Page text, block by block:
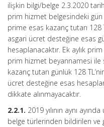
ilişkin bilgi/belge 2.3.2020
prim hizmet belgesindeki gün
prime esas kazanç tutarı 128
asgari ücret desteğine esas
hesaplanacaktır. Ek aylık
prim hizmet beyannamesi ile
kazanç tutarı günlük 128
ücret desteğine esas
dikkate alınmayacaktır.
2.2.1. 2019 yılının aynı
belge türlerinden bildirilen